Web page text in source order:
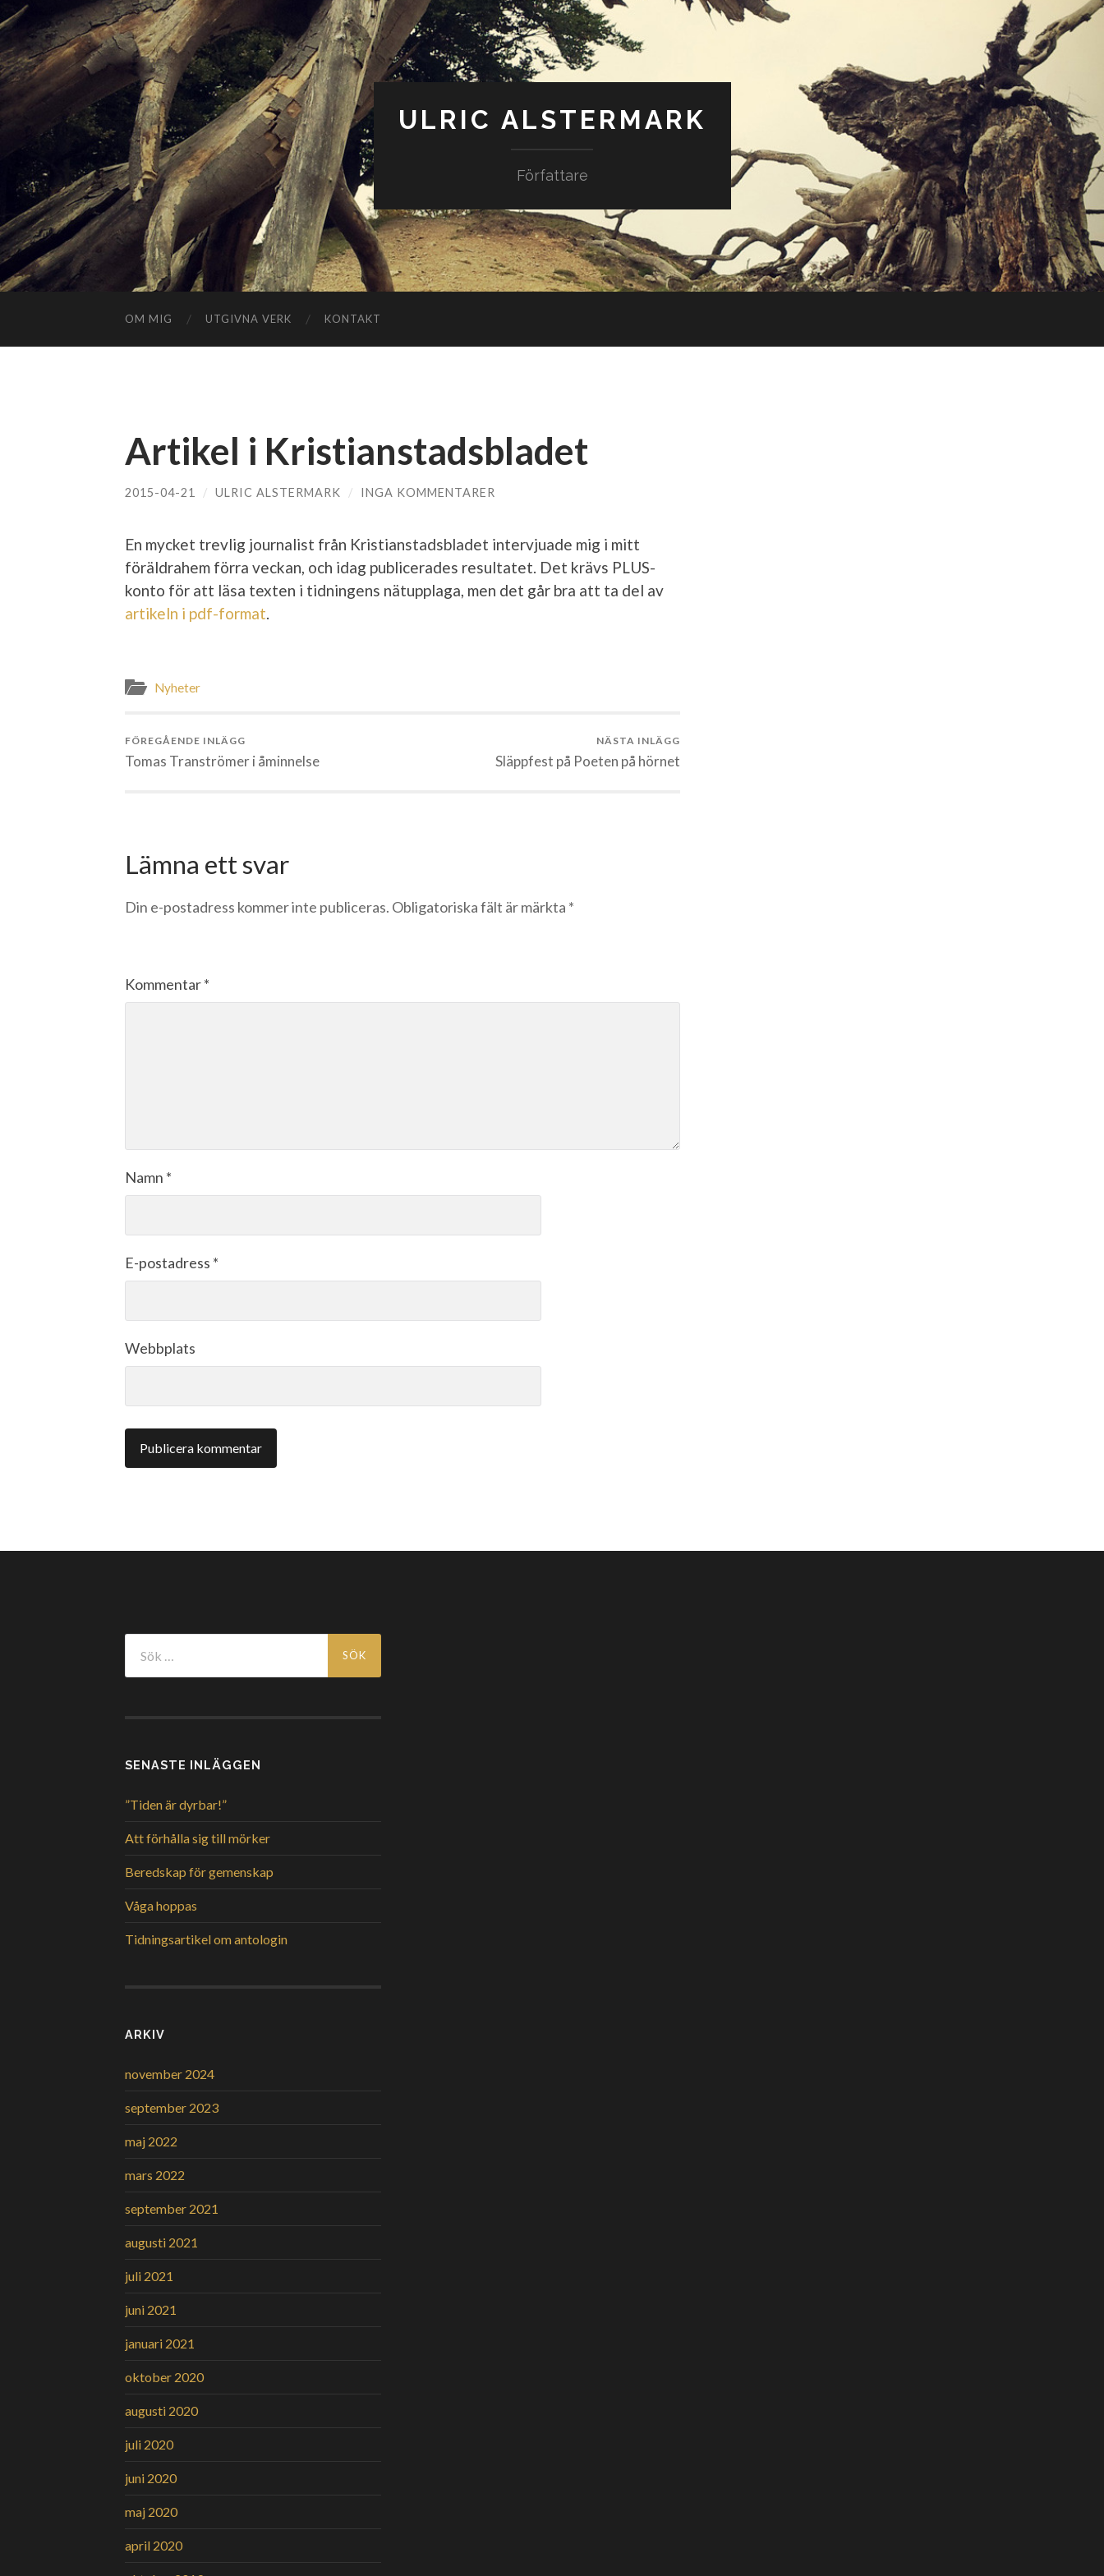
ULRIC ALSTERMARK
Författare
OM MIG UTGIVNA VERK KONTAKT
Artikel i Kristianstadsbladet
2015-04-21 / ULRIC ALSTERMARK / INGA KOMMENTARER
En mycket trevlig journalist från Kristianstadsbladet intervjuade mig i mitt
föräldrahem förra veckan, och idag publicerades resultatet. Det krävs PLUS-
konto för att läsa texten i tidningens nätupplaga, men det går bra att ta del av
artikeln i pdf-format
Nyheter
FÖREGÅENDE INLÄGG
Tomas Tranströmer i åminnelse
NÄSTA INLÄGG
Släppfest på Poeten på hörnet
Lämna ett svar
Din e-postadress kommer inte publiceras. Obligatoriska fält är märkta *
Kommentar*
Namn *
E-postadress *
Webbplats
efter:
SENASTE INLÄGGEN
”Tiden är dyrbar!”
Att förhålla sig till mörker
Beredskap för gemenskap
Våga hoppas
Tidningsartikel om antologin
ARKIV
november 2024
september 2023
maj 2022
mars 2022
september 2021
augusti 2021
juli 2021
juni 2021
januari 2021
oktober 2020
augusti 2020
juli 2020
juni 2020
maj 2020
april 2020